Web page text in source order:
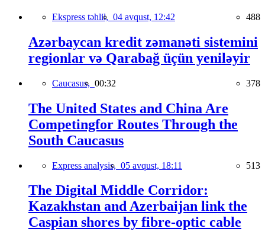
Ekspress təhlil, 04 avqust, 12:42 488
Azərbaycan kredit zəmanəti sistemini
regionlar və Qarabağ üçün yeniləyir
Caucasus, 00:32 378
The United States and China Are
Competingfor Routes Through the
South Caucasus
Express analysis, 05 avqust, 18:11 513
The Digital Middle Corridor:
Kazakhstan and Azerbaijan link the
Caspian shores by fibre-optic cable